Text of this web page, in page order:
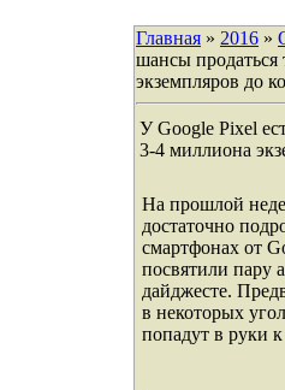
Главная » 2016 »
шансы
экземпляров до
У Google Pixel
3-4 миллиона
На прошлой
достаточно
смартфонах от
посвятили пару
дайджесте.
в некоторых
попадут в руки